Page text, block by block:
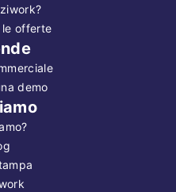
le offerte
demo